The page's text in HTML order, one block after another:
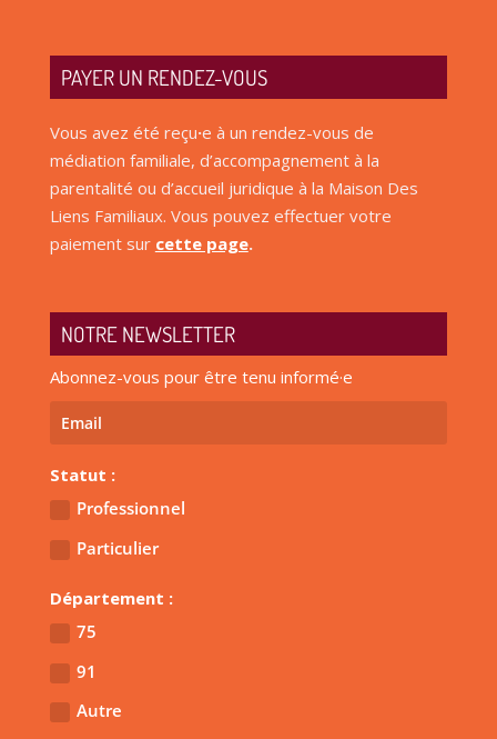
PAYER UN RENDEZ-VOUS
Vous avez été reçu·e à un rendez-vous de
médiation familiale, d’accompagnement à la
parentalité ou d’accueil juridique à la Maison Des
Liens Familiaux. Vous pouvez effectuer votre
paiement sur cette page.
NOTRE NEWSLETTER
Abonnez-vous pour être tenu informé·e
Statut :
Professionnel
Particulier
Département :
75
91
Autre